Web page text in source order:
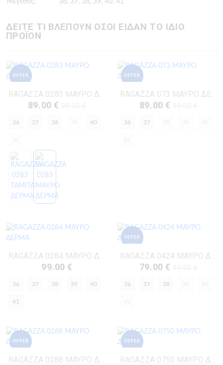
Μέγεθος:
36, 37, 38, 39, 40, 41
ΔΕΙΤΕ ΤΙ ΒΛΕΠΟΥΝ ΟΣΟΙ ΕΙΔΑΝ ΤΟ ΙΔΙΟ
ΠΡΟΪΟΝ
OFFER
RAGAZZA 0283 ΜΑΥΡΟ ΔΕΡΜΑ
89.00 €
36 37 38 40
OFFER
RAGAZZA 073 ΜΑΥΡΟ ΔΕΡΜΑ
89.00 €
36 37
RAGAZZA 0284 ΜΑΥΡΟ ΔΕΡΜΑ
99.00 €
36 37 38 39 40
41
OFFER
RAGAZZA 0424 ΜΑΥΡΟ ΔΕΡΜΑ
79.00 €
36 37 38
OFFER
RAGAZZA 0288 ΜΑΥΡΟ ΔΕΡΜΑ
OFFER
RAGAZZA 0750 ΜΑΥΡΟ ΔΕΡΜΑ